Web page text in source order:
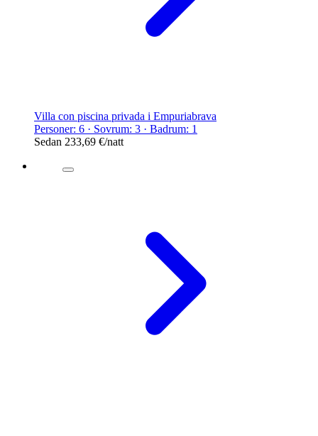
Villa con piscina privada i Empuriabrava
Personer: 6 · Sovrum: 3 · Badrum: 1
Sedan 233,69 €/natt